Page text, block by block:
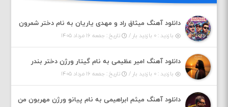
دانلود آهنگ میثاق راد و مهدی یاریان به نام دختر شمرون
بازدید : ۰ بازدید بار / تاریخ : جمعه ۱۶ مرداد ۱۴۰۵
دانلود آهنگ امیر عظیمی به نام گیتار ورژن دختر بندر
بازدید : ۰ بازدید بار / تاریخ : جمعه ۱۶ مرداد ۱۴۰۵
دانلود آهنگ میثم ابراهیمی به نام پیانو ورژن مهربون من